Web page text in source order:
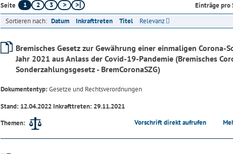
Seite 1 2 3 Einträge pro
Sortieren nach: Datum Inkrafttreten Titel Relevanz
Bremisches Gesetz zur Gewährung einer einmaligen Corona-
Jahr 2021 aus Anlass der Covid-19-Pandemie (Bremisches
Sonderzahlungsgesetz - BremCoronaSZG)
Dokumententyp:Gesetze und Rechtsverordnungen
Stand: 12.04.2022 Inkrafttreten: 29.11.2021
Themen:
Vorschrift direkt aufrufen